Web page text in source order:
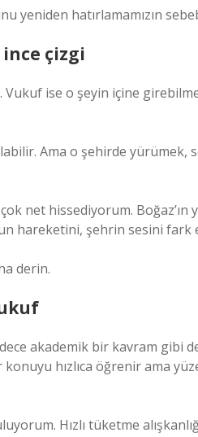
yeniden hatırlamamızın
çizgi
ise o şeyin içine
Ama o şehirde yürümek,
net hissediyorum. Boğaz’ın
hareketini, şehrin sesini fark
derin.
akademik bir kavram gibi
hızlıca öğrenir ama
Hızlı tüketme